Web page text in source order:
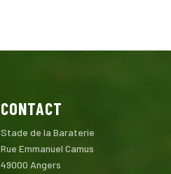
CONTACT
Stade de la Baraterie
Rue Emmanuel Camus
49000 Angers